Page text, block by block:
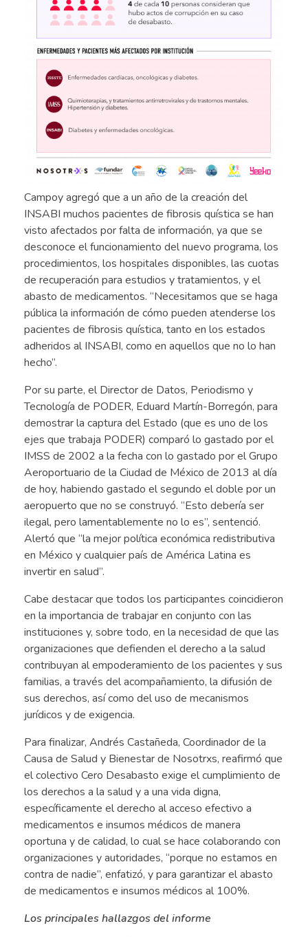
Campoy agregó que a un año de la creación del
INSABI muchos pacientes de fibrosis quística se han
visto afectados por falta de información, ya que se
desconoce el funcionamiento del nuevo programa, los
procedimientos, los hospitales disponibles, las cuotas
de recuperación para estudios y tratamientos, y el
abasto de medicamentos. “Necesitamos que se haga
pública la información de cómo pueden atenderse los
pacientes de fibrosis quística, tanto en los estados
adheridos al INSABI, como en aquellos que no lo han
hecho”.
Por su parte, el Director de Datos, Periodismo y
Tecnología de PODER, Eduard Martín-Borregón, para
demostrar la captura del Estado (que es uno de los
ejes que trabaja PODER) comparó lo gastado por el
IMSS de 2002 a la fecha con lo gastado por el Grupo
Aeroportuario de la Ciudad de México de 2013 al día
de hoy, habiendo gastado el segundo el doble por un
aeropuerto que no se construyó. “Esto debería ser
ilegal, pero lamentablemente no lo es”, sentenció.
Alertó que “la mejor política económica redistributiva
en México y cualquier país de América Latina es
invertir en salud”.
Cabe destacar que todos los participantes coincidieron
en la importancia de trabajar en conjunto con las
instituciones y, sobre todo, en la necesidad de que las
organizaciones que defienden el derecho a la salud
contribuyan al empoderamiento de los pacientes y sus
familias, a través del acompañamiento, la difusión de
sus derechos, así como del uso de mecanismos
jurídicos y de exigencia.
Para finalizar, Andrés Castañeda, Coordinador de la
Causa de Salud y Bienestar de Nosotrxs, reafirmó que
el colectivo Cero Desabasto exige el cumplimiento de
los derechos a la salud y a una vida digna,
específicamente el derecho al acceso efectivo a
medicamentos e insumos médicos de manera
oportuna y de calidad, lo cual se hace colaborando con
organizaciones y autoridades, “porque no estamos en
contra de nadie”, enfatizó, y para garantizar el abasto
de medicamentos e insumos médicos al 100%.
Los principales hallazgos del informe